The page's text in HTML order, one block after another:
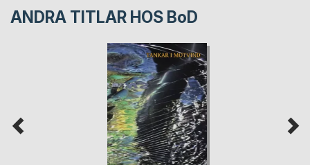
ANDRA TITLAR HOS BoD